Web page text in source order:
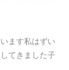
ます私はずい
てきました子